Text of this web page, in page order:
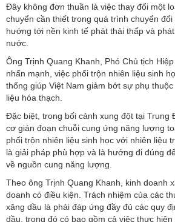
Đây không đơn thuần là việc thay đổi một
chuyển cần thiết trong quá trình chuyển
hướng tới nền kinh tế phát thải thấp và
nước.
Ông Trịnh Quang Khanh, Phó Chủ tịch
nhấn mạnh, việc phối trộn nhiên liệu sinh
thống giúp Việt Nam giảm bớt sự phụ
liệu hóa thạch.
Đặc biệt, trong bối cảnh xung đột tại Trung
cơ gián đoạn chuỗi cung ứng năng lượng
phối trộn nhiên liệu sinh học với nhiên liệu
là giải pháp phù hợp và là hướng đi đúng
về nguồn cung năng lượng.
Theo ông Trịnh Quang Khanh, kinh doanh
doanh có điều kiện. Trách nhiệm của các
xăng dầu là phải đáp ứng đầy đủ các quy
dầu, trong đó có bao gồm cả việc thực